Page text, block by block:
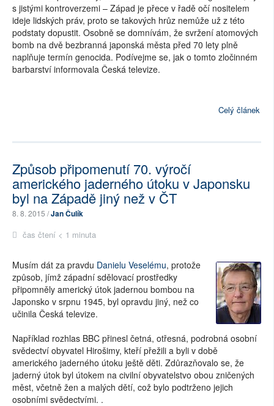
s jistými kontroverzemi – Západ je přece v řadě očí nositelem
ideje lidských práv, proto se takových hrůz nemůže už z této
podstaty dopustit. Osobně se domnívám, že svržení atomových
bomb na dvě bezbranná japonská města před 70 lety plně
naplňuje termín genocida. Podívejme se, jak o tomto zločinném
barbarství informovala Česká televize.
Celý článek
Způsob připomenutí 70. výročí
amerického jaderného útoku v Japonsku
byl na Západě jiný než v ČT
8. 8. 2015 /Jan Čulík
čas čtení < 1 minuta
Musím dát za pravdu Danielu Veselému, protože
způsob, jímž západní sdělovací prostředky
připomněly americký útok jadernou bombou na
Japonsko v srpnu 1945, byl opravdu jiný, než co
učinila Česká televize.
Například rozhlas BBC přinesl četná, otřesná, podrobná osobní
svědectví obyvatel Hirošimy, kteří přežili a byli v době
amerického jaderného útoku ještě děti. Zdůrazňovalo se, že
jaderný útok byl útokem na civilní obyvatelstvo obou zničených
měst, včetně žen a malých dětí, což bylo podtrženo jejich
osobními svědectvími. .